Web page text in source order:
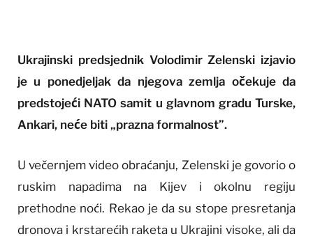
Ukrajinski predsjednik Volodimir Zelenski izjavio
je u ponedjeljak da njegova zemlja očekuje da
predstojeći NATO samit u glavnom gradu Turske,
Ankari, neće biti „prazna formalnost”.
U večernjem video obraćanju, Zelenski je govorio o
ruskim napadima na Kijev i okolnu regiju
prethodne noći. Rekao je da su stope presretanja
dronova i krstarećih raketa u Ukrajini visoke, ali da